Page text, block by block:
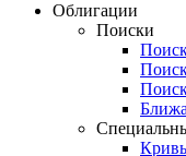
Облигации
Поиски